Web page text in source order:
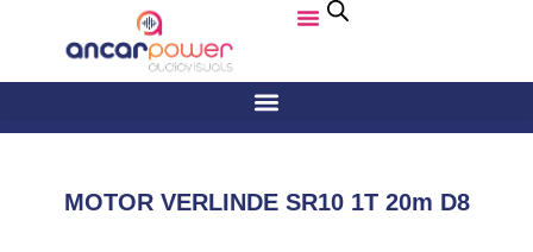
MOTOR VERLINDE SR10 1T 20m D8